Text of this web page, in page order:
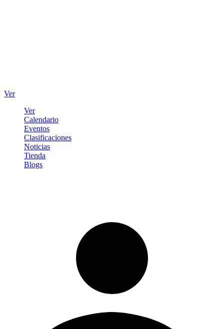
Ver
Ver
Calendario
Eventos
Clasificaciones
Noticias
Tienda
Blogs